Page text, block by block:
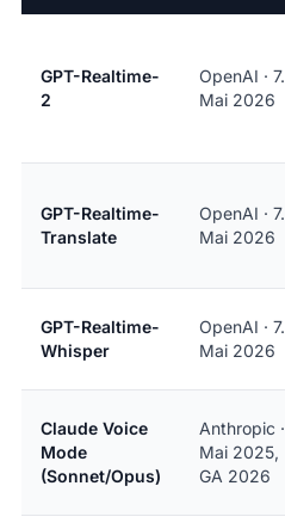
GPT-Realtime-
2
OpenAI · 7.
Mai 2026
GPT-Realtime-
Translate
OpenAI · 7.
Mai 2026
GPT-Realtime-
Whisper
OpenAI · 7.
Mai 2026
Claude Voice
Mode
(Sonnet/Opus)
Anthropic ·
Mai 2025,
GA 2026